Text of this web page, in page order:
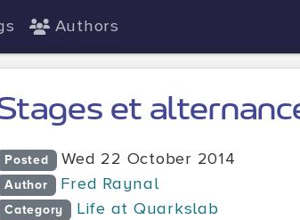
Authors
et
Posted Wed 22 October 2014
Author Fred Raynal
Category Life at Quarkslab